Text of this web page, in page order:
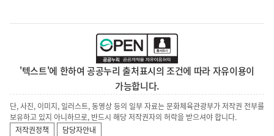
'텍스트'에 한하여 공공누리 출처표시의 조건에 따라 자유이용이
가능합니다.
단, 사진, 이미지, 일러스트, 동영상 등의 일부 자료는 문화체육관광부가 저작권 전부를
보유하고 있지 아니하므로, 반드시 해당 저작권자의 허락을 받으셔야 합니다.
저작권정책
담당자안내